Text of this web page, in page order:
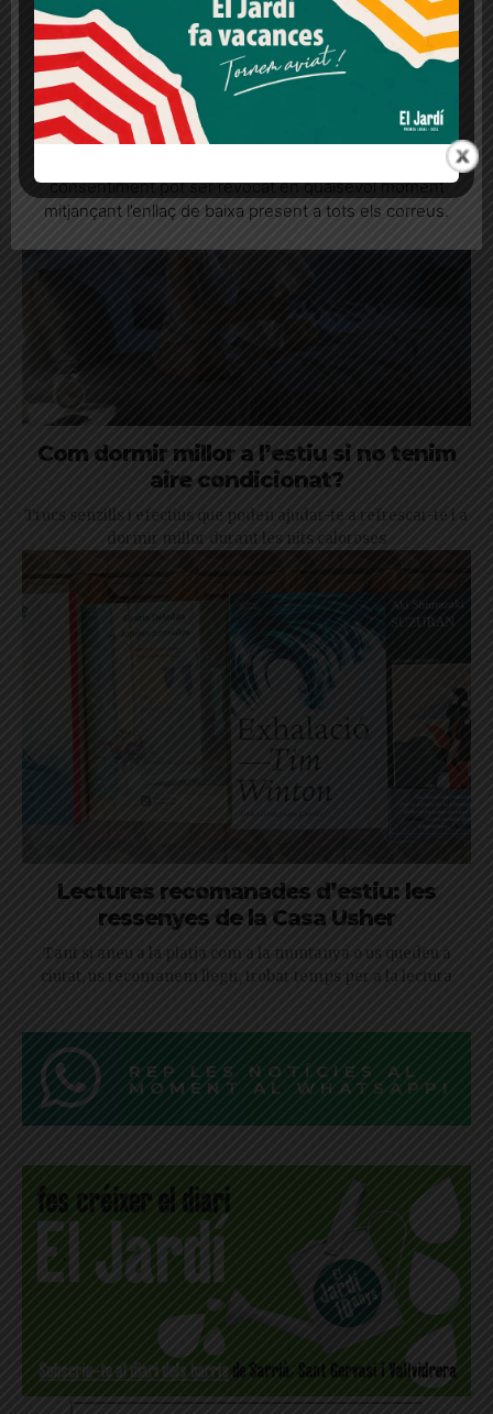
Turisme sostenible: aquest estiu, viatja
amb respecte
El turisme sostenible no vol dir viatjar menys, sinó viatjar
millor: ser més conscient del que fem i de com ho fem
Com dormir millor a l’estiu si no tenim
aire condicionat?
Trucs senzills i efectius que poden ajudar-te a refrescar-te i a
dormir millor durant les nits caloroses
Lectures recomanades d’estiu: les
ressenyes de la Casa Usher
Tant si aneu a la platja com a la muntanya o us quedeu a
ciutat, us recomanem llegir, trobar temps per a la lectura
REP LES NOTÍCIES AL
MOMENT AL WHATSAPP!
Més informació Acceptar Rebutjar tot
Quan l’usuari crea un compte al Diari el Jardí, dona el
seu consentiment explícit per rebre comunicacions
consentiment pot ser revocat en qualsevol moment
mitjançant l’enllaç de baixa present a tots els correus.